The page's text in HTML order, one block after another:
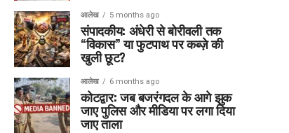
आलेख 5 months ago
संपादकीय: अंधेरी से बोरीवली तक
“विकास” या फुटपाथ पर कब्ज़े की
खुली छूट?
आलेख 6 months ago
कोटद्वार: जब बजरंगदल के आगे झुक
जाए पुलिस और मीडिया पर लगा दिया
जाए ताला